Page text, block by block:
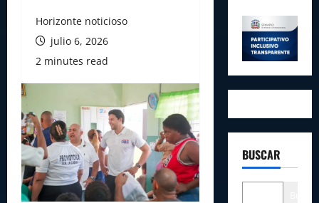
Horizonte noticioso
julio 6, 2026
2 minutes read
BUSCAR